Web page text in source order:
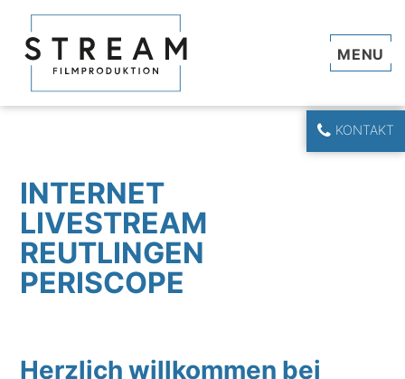
KONTAKT
INTERNET
LIVESTREAM
REUTLINGEN
PERISCOPE
Herzlich willkommen bei